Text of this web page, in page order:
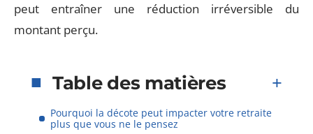
peut entraîner une réduction irréversible du
montant perçu.
Table des matières
Pourquoi la décote peut impacter votre retraite
plus que vous ne le pensez